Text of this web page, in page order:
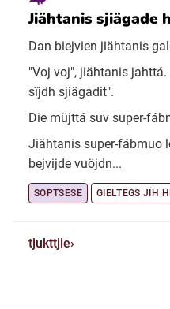
Jiähtanis sjiägade
Dan biejvien jiähtanis
"Voj voj", jiähtanis
sïjdh sjiägadit".
Die müjttá suv super-
Jiähtanis super-fábmuo
bejvijde vuöjdn...
SOPTSESE GIELTEGS JÏH
tjukttjie